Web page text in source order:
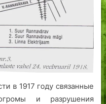
в 1917 году связанные
и разрушения